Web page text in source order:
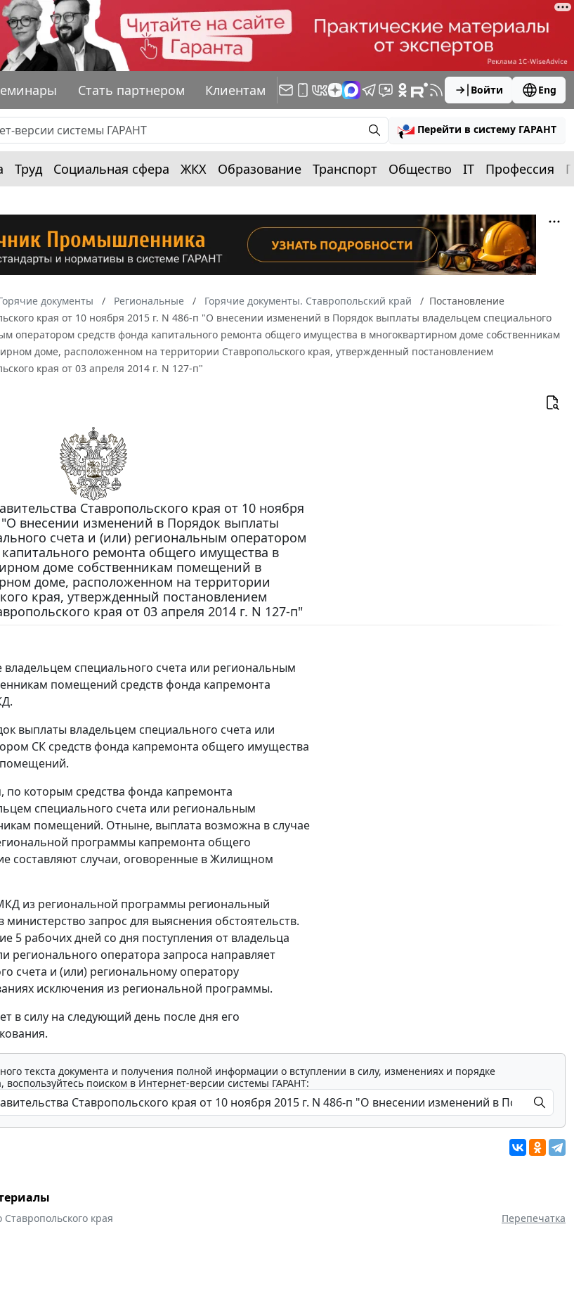
Стать партнером Клиентам Войти Eng
Перейти в систему ГАРАНТ
Труд Социальная сфера ЖКХ Образование Транспорт Общество IT Профессия
документы Региональные Горячие документы. Ставропольский край
Постановление
края от 10 ноября 2015 г. N 486-п "О внесении изменений в Порядок выплаты владельцем специального
оператором средств фонда капитального ремонта общего имущества в многоквартирном доме собственникам
доме, расположенном на территории Ставропольского края, утвержденный постановлением
края от 03 апреля 2014 г. N 127-п"
Ставропольского края от 10 ноября
"О внесении изменений в Порядок выплаты
счета и (или) региональным оператором
капитального ремонта общего имущества в
доме собственникам помещений в
доме, расположенном на территории
края, утвержденный постановлением
края от 03 апреля 2014 г. N 127-п"
специального счета или региональным
помещений средств фонда капремонта
выплаты владельцем специального счета или
СК средств фонда капремонта общего имущества
которым средства фонда капремонта
специального счета или региональным
помещений. Отныне, выплата возможна в случае
программы капремонта общего
составляют случаи, оговоренные в Жилищном
из региональной программы региональный
министерство запрос для выяснения обстоятельств.
5 рабочих дней со дня поступления от владельца
регионального оператора запроса направляет
счета и (или) региональному оператору
исключения из региональной программы.
в силу на следующий день после дня его
текста документа и получения полной информации о вступлении в силу, изменениях и порядке
воспользуйтесь поиском в Интернет-версии системы ГАРАНТ:
Ставропольского края Перепечатка